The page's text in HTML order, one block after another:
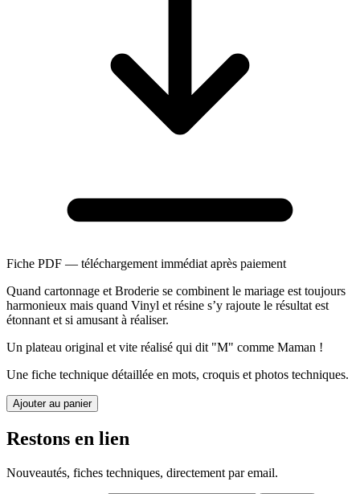
Fiche PDF — téléchargement immédiat après paiement
Quand cartonnage et Broderie se combinent le mariage est toujours
harmonieux mais quand Vinyl et résine s’y rajoute le résultat est
étonnant et si amusant à réaliser.
Un plateau original et vite réalisé qui dit "M" comme Maman !
Une fiche technique détaillée en mots, croquis et photos techniques.
Ajouter au panier
Restons en lien
Nouveautés, fiches techniques, directement par email.